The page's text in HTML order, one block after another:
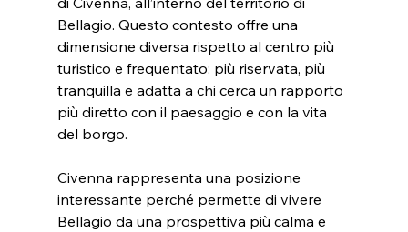
Bellagio. Questo contesto offre una
dimensione diversa rispetto al centro più
turistico e frequentato: più riservata, più
tranquilla e adatta a chi cerca un rapporto
più diretto con il paesaggio e con la vita
del borgo.
Civenna rappresenta una posizione
interessante perché permette di vivere
Bellagio da una prospettiva più calma e